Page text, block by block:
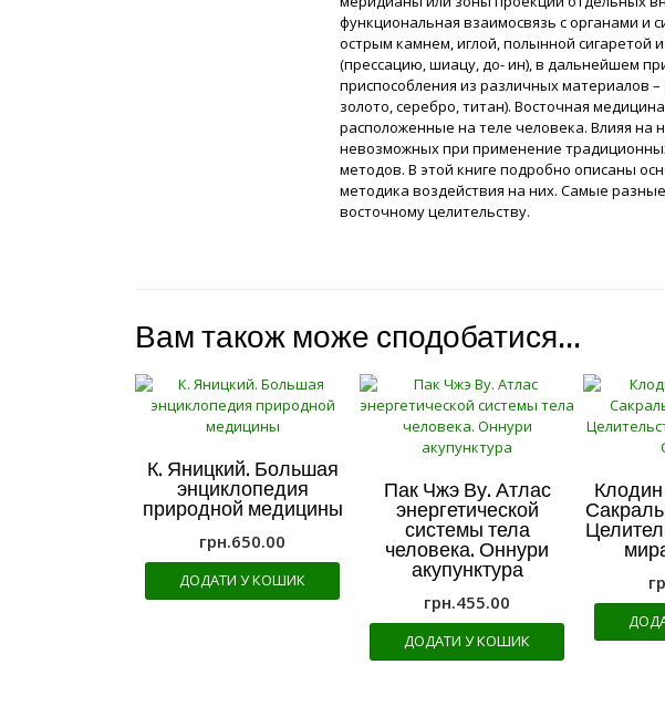
функциональная взаимосвязь с органами и
острым камнем, иглой, полынной сигаретой
(прессацию, шиацу, до- ин), в дальнейшем
приспособления из различных материалов
золото, серебро, титан). Восточная
расположенные на теле человека. Влияя на
невозможных при применение
методов. В этой книге подробно описаны
методика воздействия на них. Самые
восточному целительству.
Вам також може сподобатися…
К. Яницкий. Большая
энциклопедия
природной медицины
грн.650.00
ДОДАТИ У КОШИК
Пак Чжэ Ву. Атлас
энергетической
системы тела
человека. Оннури
акупунктура
грн.455.00
ДОДАТИ У КОШИК